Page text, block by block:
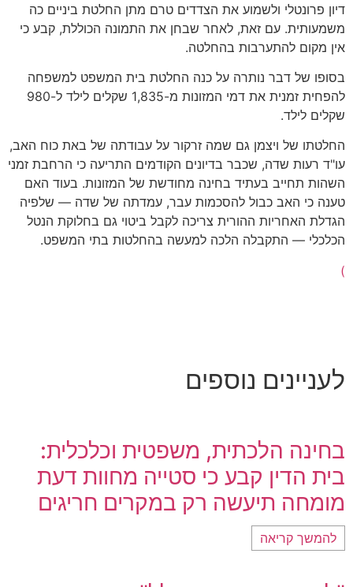
דיון פרונטלי ולשמוע את הצדדים טרם מתן החלטת ביניים כה
משמעותית. עם זאת, לאחר שבחן את התמונה הכוללת, קבע כי
אין מקום להתערבות בהחלטה.
בסופו של דבר נותרה על כנה החלטת בית המשפט למשפחה
להפחית זמנית את דמי המזונות מ-1,835 שקלים לילד ל-980
שקלים לילד.
החלטתו של ויצמן גם שמה זרקור על עבודתה של באת כוח האב,
עו"ד רעות שדה, שכבר בדיונים הקודמים התריעה כי הרחבת זמני
השהות תחייב בעתיד בחינה מחודשת של המזונות. בעוד האם
טענה כי האב כבול להסכמות עבר, עמדתה של שדה — שלפיה
הגדלת האחריות ההורית צריכה לקבל ביטוי גם בחלוקת הנטל
הכלכלי — התקבלה הלכה למעשה בהחלטות בתי המשפט.
)
לעניינים נוספים
בחינה הלכתית, משפטית וכלכלית:
בית הדין קבע כי סטייה מחוות דעת
מומחה תיעשה רק במקרים חריגים
להמשך קריאה